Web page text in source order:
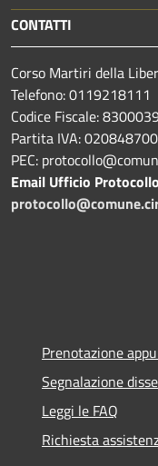
CONTATTI
Corso Martiri della
Telefono: 0119218111
Codice Fiscale:
Partita IVA:
PEC:
Email Ufficio Protocollo
Prenotazione
Segnalazione
Leggi le FAQ
Richiesta